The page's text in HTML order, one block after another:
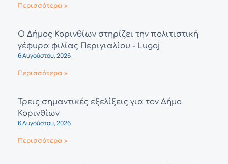
Περισσότερα »
Ο Δήμος Κορινθίων στηρίζει την πολιτιστική
γέφυρα φιλίας Περιγιαλίου - Lugoj
6 Αυγούστου, 2026
Περισσότερα »
Τρεις σημαντικές εξελίξεις για τον Δήμο
Κορινθίων
6 Αυγούστου, 2026
Περισσότερα »